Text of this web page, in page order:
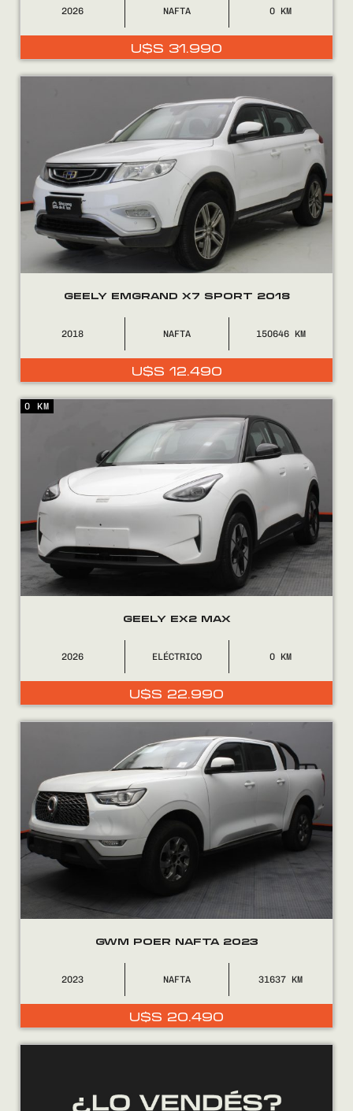
2026 NAFTA 0
U$S 31.990
GEELY EMGRAND X7 SPORT 2018
2018 NAFTA 150646
U$S 12.490
GEELY EX2 MAX
2026 ELÉCTRICO 0
U$S 22.990
0 KM
GWM POER NAFTA 2023
2023 NAFTA 31637
U$S 20.490